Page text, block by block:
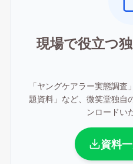
現場で役立つ
「ヤングケアラー実態調
題資料」など、微笑堂独自
ンロードい
資料